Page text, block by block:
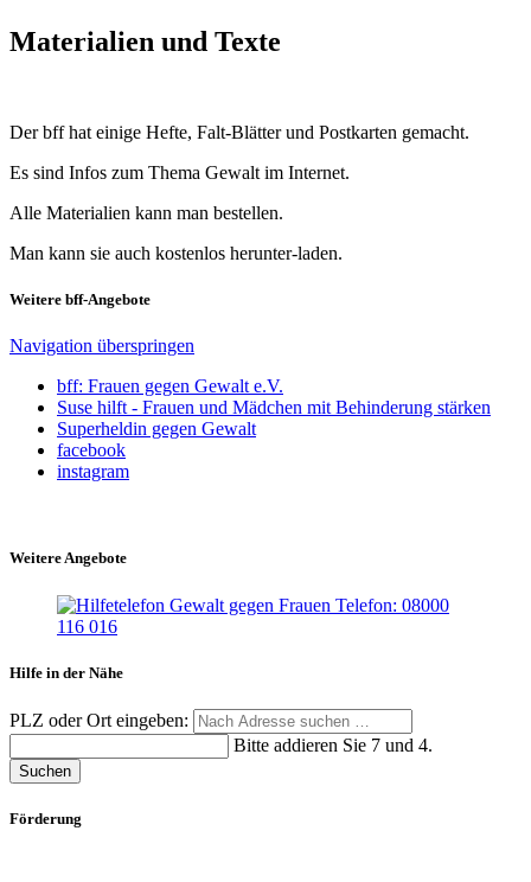
Materialien und Texte
Der bff hat einige Hefte, Falt-Blätter und Postkarten gemacht.
Es sind Infos zum Thema Gewalt im Internet.
Alle Materialien kann man bestellen.
Man kann sie auch kostenlos herunter-laden.
Weitere bff-Angebote
Navigation überspringen
bff: Frauen gegen Gewalt e.V.
Suse hilft - Frauen und Mädchen mit Behinderung stärken
Superheldin gegen Gewalt
facebook
instagram
Weitere Angebote
Hilfe in der Nähe
PLZ oder Ort eingeben:
Bitte addieren Sie 7 und 4.
Suchen
Förderung